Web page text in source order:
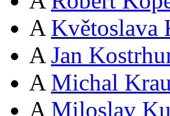
A Květoslava
A Jan
A Michal
A Miloslav